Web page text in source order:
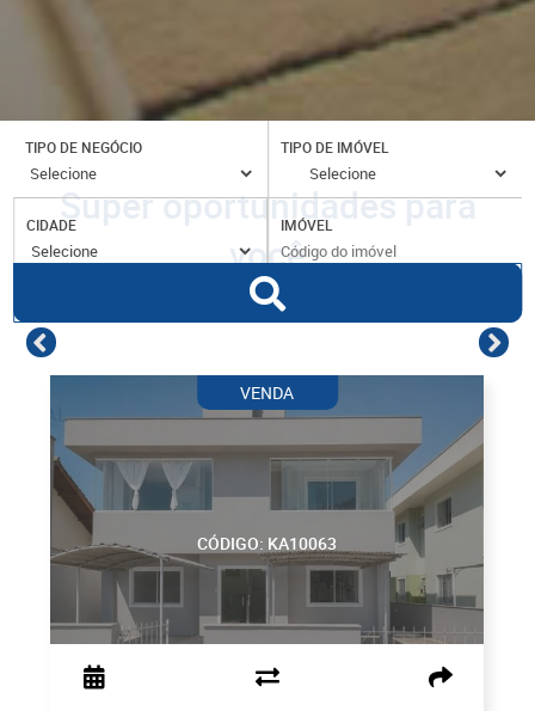
TIPO DE NEGÓCIO TIPO DE IMÓVEL
CIDADE IMÓVEL
Super oportunidades para
você
CÓDIGO: KA10063
VENDA